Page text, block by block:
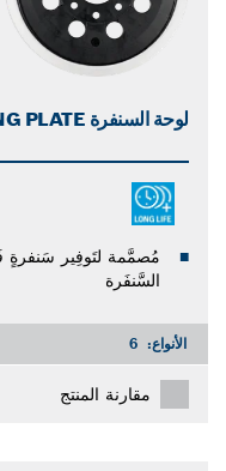
لوحة السنفرة PRO SANDING PLATE
مُصمَّمة لتَوفِير سَنفرةٍ
السَّنفَرة
الأنواع: 6
مقارنة المنتج